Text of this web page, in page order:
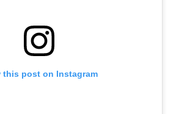
this post on Instagram